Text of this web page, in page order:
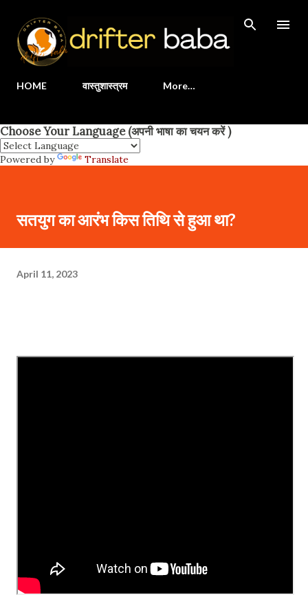
HOME वास्तुशास्त्रम More…
Choose Your Language (अपनी भाषा का चयन करें )
Powered by Translate
सतयुग का आरंभ किस तिथि से हुआ था?
April 11, 2023